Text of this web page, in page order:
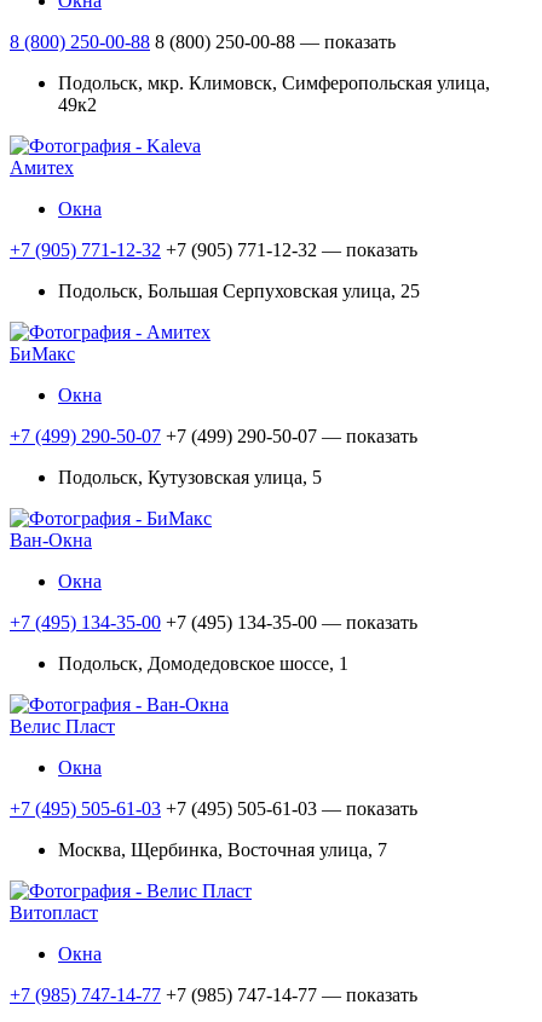
8 (800) 250-00-88 8 (800) 250-00-88 — показать
Подольск, мкр. Климовск, Симферопольская улица,
49к2
Амитех
Окна
+7 (905) 771-12-32 +7 (905) 771-12-32 — показать
Подольск, Большая Серпуховская улица, 25
БиМакс
Окна
+7 (499) 290-50-07 +7 (499) 290-50-07 — показать
Подольск, Кутузовская улица, 5
Ван-Окна
Окна
+7 (495) 134-35-00 +7 (495) 134-35-00 — показать
Подольск, Домодедовское шоссе, 1
Велис Пласт
Окна
+7 (495) 505-61-03 +7 (495) 505-61-03 — показать
Москва, Щербинка, Восточная улица, 7
Витопласт
Окна
+7 (985) 747-14-77 +7 (985) 747-14-77 — показать